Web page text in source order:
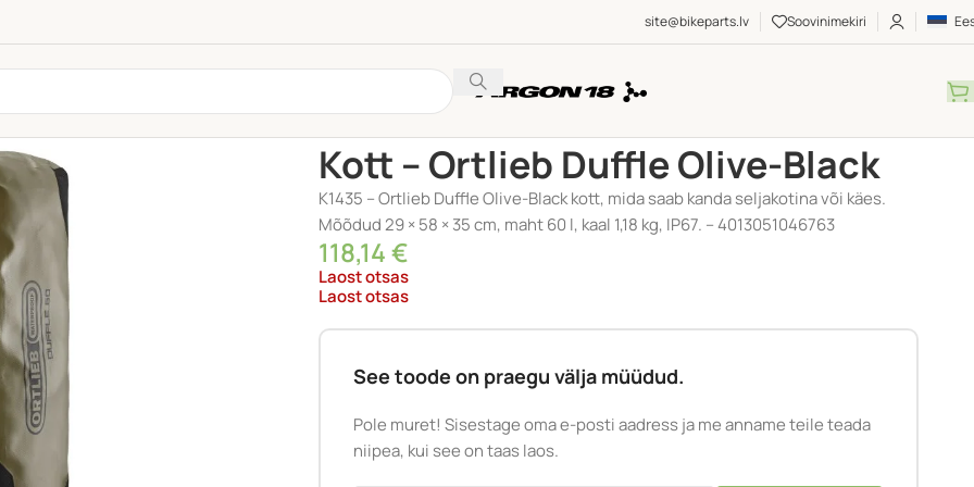
site@bikeparts.lv Soovinimekiri
Kott – Ortlieb Duffle Olive-Black
K1435 – Ortlieb Duffle Olive-Black kott, mida saab kanda seljakotina või käes.
Mõõdud 29 × 58 × 35 cm, maht 60 l, kaal 1,18 kg, IP67. – 4013051046763
118,14€
Laost otsas
Laost otsas
See toode on praegu välja müüdud.
Pole muret! Sisestage oma e-posti aadress ja me anname teile teada
niipea, kui see on taas laos.